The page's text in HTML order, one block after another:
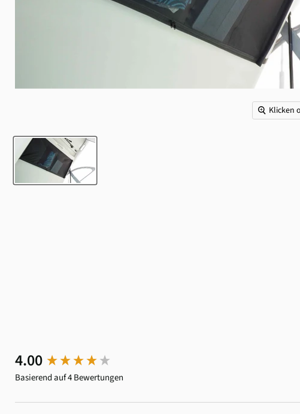
Klicken
4.00
Basierend auf 4 Bewertungen
New content loaded